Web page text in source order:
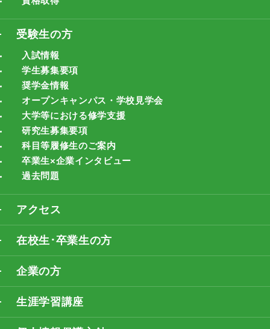
受験生の方
入試情報
学生募集要項
奨学金情報
オープンキャンパス・学校見学会
大学等における修学支援
研究生募集要項
科目等履修生のご案内
卒業生×企業インタビュー
過去問題
アクセス
在校生･卒業生の方
企業の方
生涯学習講座